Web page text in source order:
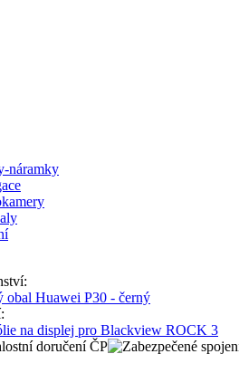
náramky
Huawei P30 - černý
na displej pro Blackview ROCK 3